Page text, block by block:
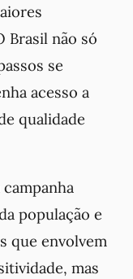
Brasil não só
se
acesso a
qualidade
população e
que envolvem
mas